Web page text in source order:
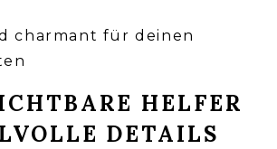
charmant für deinen
HELFER
DETAILS